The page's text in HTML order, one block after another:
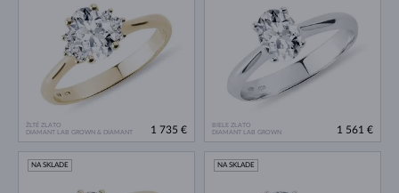
ŽLTÉ ZLATO
DIAMANT LAB GROWN & DIAMANT
1 735 €
BIELE ZLATO
DIAMANT LAB GROWN
1 561 €
NA SKLADE NA SKLADE